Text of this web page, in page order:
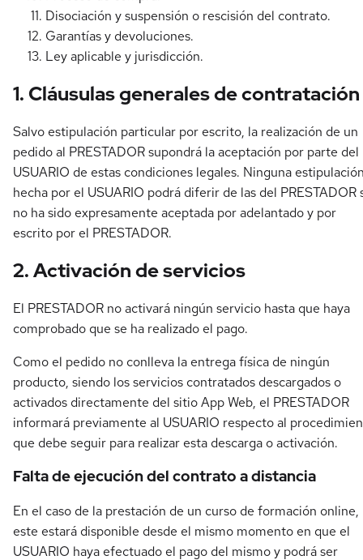
Disociación y suspensión o rescisión del contrato.
Garantías y devoluciones.
Ley aplicable y jurisdicción.
1. Cláusulas generales de contratación
Salvo estipulación particular por escrito, la realización de un
pedido al PRESTADOR supondrá la aceptación por parte del
USUARIO de estas condiciones legales. Ninguna
hecha por el USUARIO podrá diferir de las del PRESTADOR
no ha sido expresamente aceptada por adelantado y por
escrito por el PRESTADOR.
2. Activación de servicios
El PRESTADOR no activará ningún servicio hasta que haya
comprobado que se ha realizado el pago.
Como el pedido no conlleva la entrega física de ningún
producto, siendo los servicios contratados descargados o
activados directamente del sitio App Web, el PRESTADOR
informará previamente al USUARIO respecto al
que debe seguir para realizar esta descarga o activación.
Falta de ejecución del contrato a distancia
En el caso de la prestación de un curso de formación online,
este estará disponible desde el mismo momento en que el
USUARIO haya efectuado el pago del mismo y podrá ser